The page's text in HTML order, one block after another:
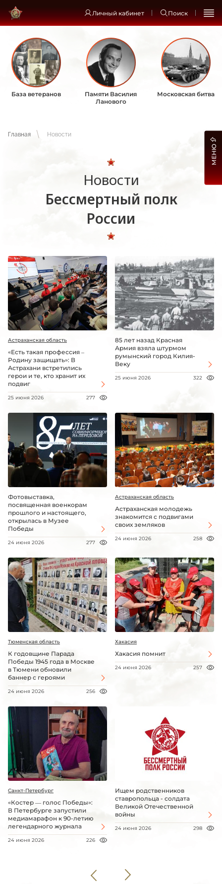
Личный кабинет Поиск
База ветеранов
Памяти Василия
Ланового
Московская битва
Главная Новости
Новости
Бессмертный полк
России
Астраханская область
«Есть такая профессия –
Родину защищать»: В
Астрахани встретились
герои и те, кто хранит их
подвиг
25 июня 2026 277
85 лет назад Красная
Армия взяла штурмом
румынский город Килия-
Веку
25 июня 2026 322
Фотовыставка,
посвященная военкорам
прошлого и настоящего,
открылась в Музее
Победы
24 июня 2026 277
Астраханская область
Астраханская молодежь
знакомится с подвигами
своих земляков
24 июня 2026 258
Тюменская область
К годовщине Парада
Победы 1945 года в Москве
в Тюмени обновили
баннер с героями
24 июня 2026 256
Хакасия
Хакасия помнит
24 июня 2026 257
Санкт-Петербург
«Костер — голос Победы»:
В Петербурге запустили
медиамарафон к 90-летию
легендарного журнала
24 июня 2026 226
Ищем родственников
ставропольца - солдата
Великой Отечественной
войны
24 июня 2026 298
МЕНЮ